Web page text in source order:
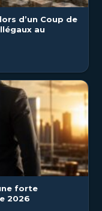
d’un Coup de
au
forte
2026